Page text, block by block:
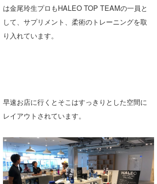
は金尾玲生プロもHALEO TOP TEAMの一員と
して、サプリメント、柔術のトレーニングを取
り入れています。
早速お店に行くとそこはすっきりとした空間に
レイアウトされています。
mitz
OYZ
VAGY
waka☆=
YUKI☆
たっちー